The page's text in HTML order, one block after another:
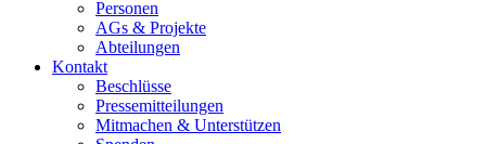
Personen
AGs & Projekte
Abteilungen
Kontakt
Beschlüsse
Pressemitteilungen
Mitmachen & Unterstützen